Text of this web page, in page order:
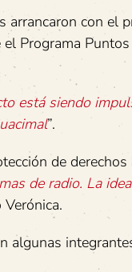
con el
Programa
está siendo
”.
de
de radio. La
Verónica.
algunas